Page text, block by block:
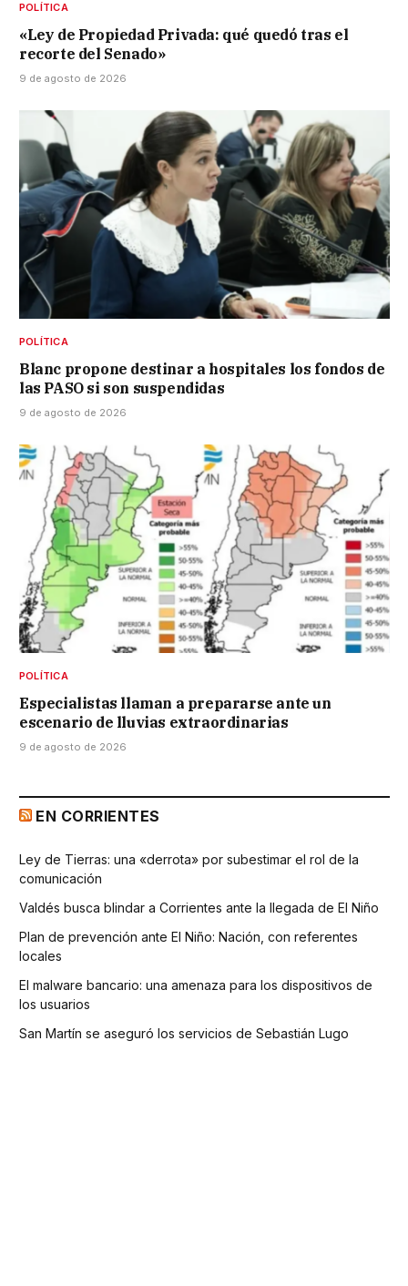
POLÍTICA
«Ley de Propiedad Privada: qué quedó tras el
recorte del Senado»
9 de agosto de 2026
POLÍTICA
Blanc propone destinar a hospitales los fondos de
las PASO si son suspendidas
9 de agosto de 2026
POLÍTICA
Especialistas llaman a prepararse ante un
escenario de lluvias extraordinarias
9 de agosto de 2026
EN CORRIENTES
Ley de Tierras: una «derrota» por subestimar el rol de la
comunicación
Valdés busca blindar a Corrientes ante la llegada de El Niño
Plan de prevención ante El Niño: Nación, con referentes
locales
El malware bancario: una amenaza para los dispositivos de
los usuarios
San Martín se aseguró los servicios de Sebastián Lugo